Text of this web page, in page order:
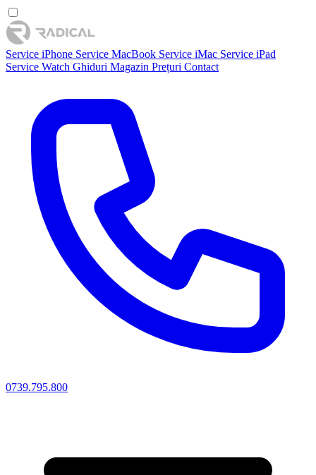
Service iPhone Service MacBook Service iMac Service iPad
Service Watch Ghiduri Magazin Prețuri Contact
0739.795.800